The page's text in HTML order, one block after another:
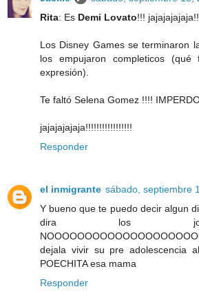
Rita: Es Demi Lovato!!!
Los Disney Games se terminaron
los empujaron completicos
expresión).
Te faltó Selena Gomez !!!!
jajajajajaja!!!!!!!!!!!!!!!!!
Responder
el inmigrante sábado, septiembre
Y bueno que te puedo decir algun
dira los
dejala vivir su pre adolescencia
POECHITA esa mama
Responder